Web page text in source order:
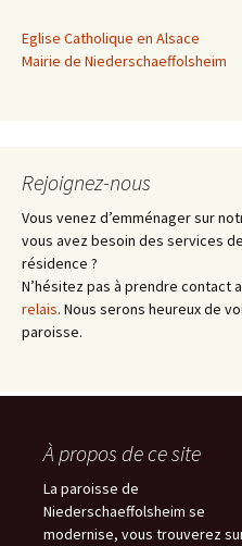
Eglise Catholique en Alsace
Mairie de Niederschaeffolsheim
Rejoignez-nous
Vous venez d’emménager sur
vous avez besoin des services
résidence ?
N’hésitez pas à prendre contact
relais. Nous serons heureux de
paroisse.
À propos de ce site
La paroisse de
Niederschaeffolsheim se
modernise, vous trouverez